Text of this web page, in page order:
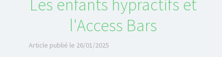
Les enfants hypractifs et
l'Access Bars
Article publié le 26/01/2025